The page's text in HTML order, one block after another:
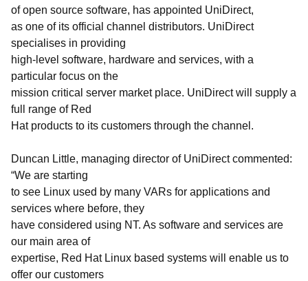
of open source software, has appointed UniDirect,
as one of its official channel distributors. UniDirect
specialises in providing
high-level software, hardware and services, with a
particular focus on the
mission critical server market place. UniDirect will supply a
full range of Red
Hat products to its customers through the channel.
Duncan Little, managing director of UniDirect commented:
“We are starting
to see Linux used by many VARs for applications and
services where before, they
have considered using NT. As software and services are
our main area of
expertise, Red Hat Linux based systems will enable us to
offer our customers